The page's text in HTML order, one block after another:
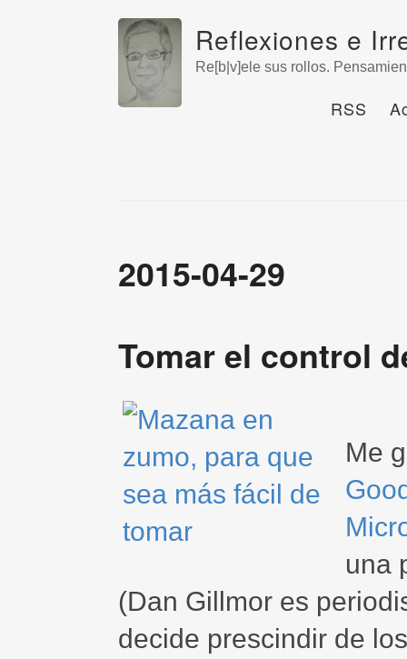
Reflexiones e
Re[b|v]ele sus rollos.
RSS
2015-04-29
Tomar el control
Me
una
(Dan Gillmor es
decide prescindir de